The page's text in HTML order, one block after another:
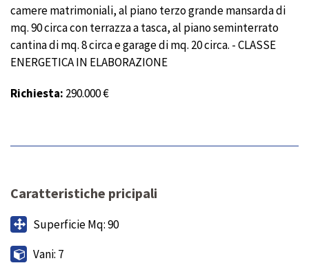
camere matrimoniali, al piano terzo grande mansarda di
mq. 90 circa con terrazza a tasca, al piano seminterrato
cantina di mq. 8 circa e garage di mq. 20 circa. - CLASSE
ENERGETICA IN ELABORAZIONE
Richiesta: 290.000 €
Caratteristiche pricipali
Superficie Mq: 90
Vani: 7